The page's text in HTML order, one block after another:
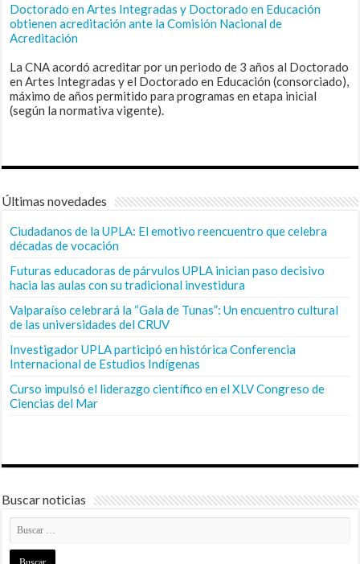
Doctorado en Artes Integradas y Doctorado en Educación
obtienen acreditación ante la Comisión Nacional de
Acreditación
La CNA acordó acreditar por un periodo de 3 años al Doctorado
en Artes Integradas y el Doctorado en Educación (consorciado),
máximo de años permitido para programas en etapa inicial
(según la normativa vigente).
Últimas novedades
Ciudadanos de la UPLA: El emotivo reencuentro que celebra
décadas de vocación
Futuras educadoras de párvulos UPLA inician paso decisivo
hacia las aulas con su tradicional investidura
Valparaíso celebrará la “Gala de Tunas”: Un encuentro cultural
de las universidades del CRUV
Investigador UPLA participó en histórica Conferencia
Internacional de Estudios Indígenas
Curso impulsó el liderazgo científico en el XLV Congreso de
Ciencias del Mar
Buscar noticias